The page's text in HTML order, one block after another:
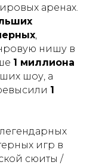
аренах.
,
нишу в
1 миллиона
шоу, а
1
игр в
сюиты /